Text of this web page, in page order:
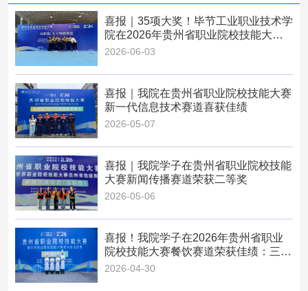
喜报｜35项大奖！毕节工业职业技术学
院在2026年贵州省职业院校技能大赛
中斩获佳绩
2026-06-03
喜报｜我院在贵州省职业院校技能大赛
新一代信息技术赛道喜获佳绩
2026-05-07
喜报｜我院学子在贵州省职业院校技能
大赛新闻传播赛道荣获二等奖
2026-05-06
喜报！我院学子在2026年贵州省职业
院校技能大赛餐饮赛道荣获佳绩：三支
队伍全部获奖，一队成功...
2026-04-30